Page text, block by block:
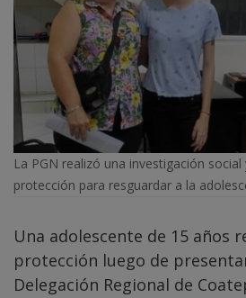
La PGN realizó una investigación
protección para resguardar a la
Una adolescente de 15 años
protección luego de
Delegación Regional de